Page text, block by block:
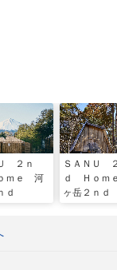
２ｎ
ｍｅ 河
ｄ
ＳＡＮＵ
ｄ Ｈｏｍ
ヶ岳２ｎｄ